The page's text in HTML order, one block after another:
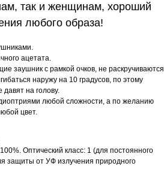
так и женщинам, хороший
любого образа!
ацетата.
заушник с рамкой очков, не раскручиваются
наружу на 10 градусов, по этому
на голову.
любой сложности, а по желанию
цвет.
Оптический класс: 1 (для постоянного
защиты от УФ излучения природного